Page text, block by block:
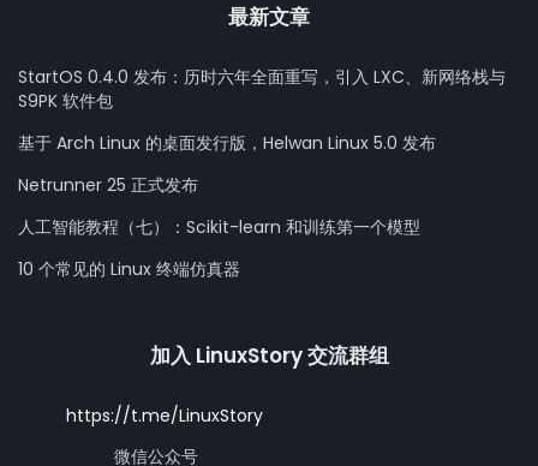
最新文章
StartOS 0.4.0 发布：历时六年全面重写，引入 LXC、新网络栈与
S9PK 软件包
基于 Arch Linux 的桌面发行版，Helwan Linux 5.0 发布
Netrunner 25 正式发布
人工智能教程（七）：Scikit-learn 和训练第一个模型
10 个常见的 Linux 终端仿真器
加入 LinuxStory 交流群组
https://t.me/LinuxStory
微信公众号